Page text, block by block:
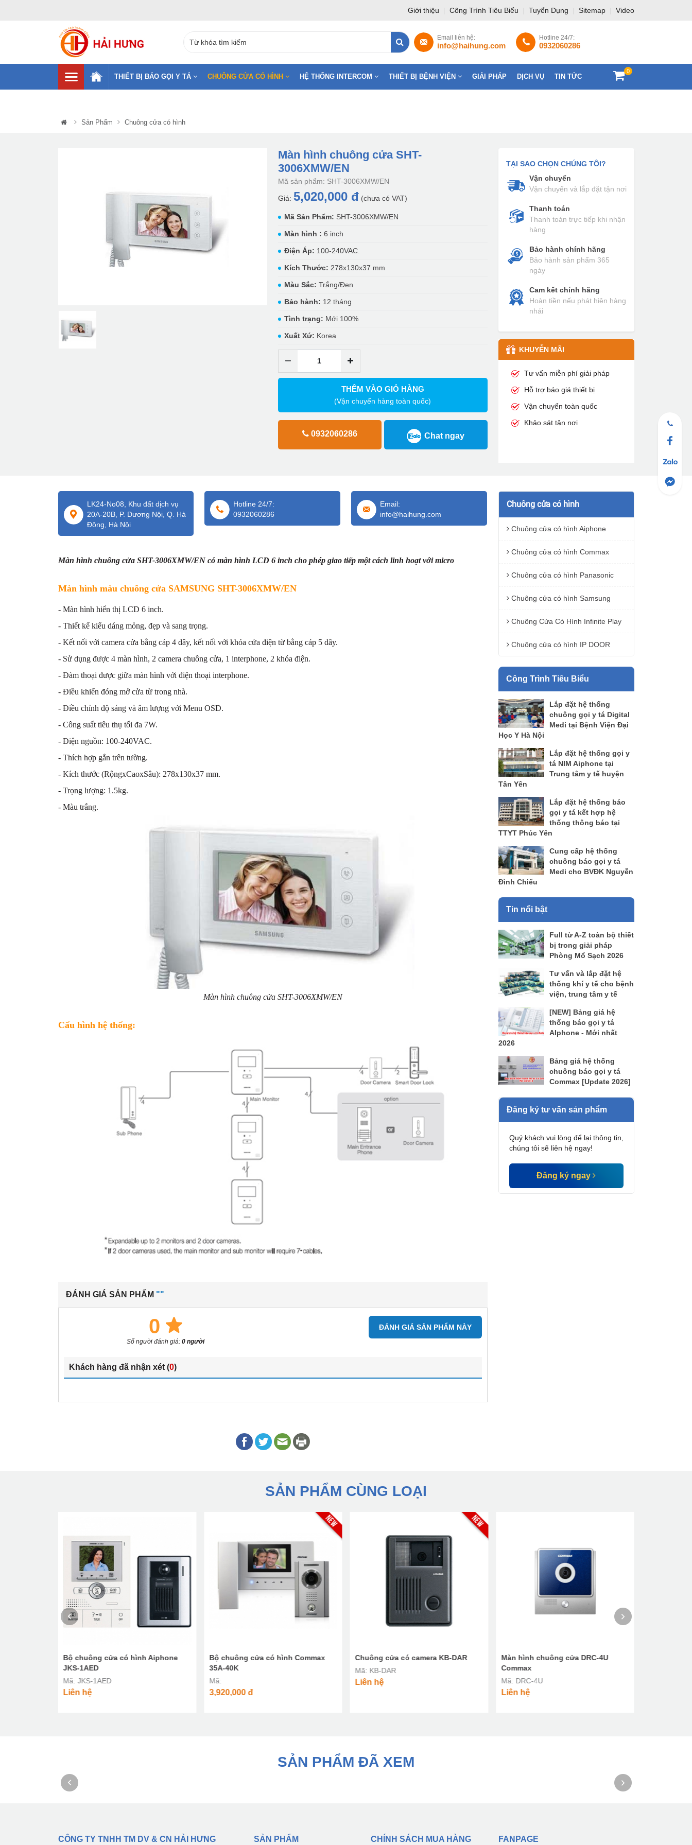
Giới thiệu Công Trình Tiêu Biểu Tuyển Dụng Sitemap Video
Hotline 24/7:
0932060286
Email liên hệ:
info@haihung.com
0
THIẾT BỊ BÁO GỌI Y TÁ CHUÔNG CỬA CÓ HÌNH HỆ THỐNG INTERCOM THIẾT BỊ BỆNH VIỆN GIẢI PHÁP DỊCH VỤ TIN TỨC
Sản Phẩm Chuông cửa có hình
Màn hình chuông cửa SHT-
3006XMW/EN
Mã sản phẩm: SHT-3006XMW/EN
Giá: 5,020,000 đ (chưa có VAT)
Mã Sản Phẩm: SHT-3006XMW/EN
Màn hình : 6 inch
Điện Áp: 100-240VAC.
Kích Thước: 278x130x37 mm
Màu Sắc: Trắng/Đen
Bảo hành: 12 tháng
Tình trạng: Mới 100%
Xuất Xứ: Korea
THÊM VÀO GIỎ HÀNG
(Vận chuyển hàng toàn quốc)
0932060286 Chat ngay
TẠI SAO CHỌN CHÚNG TÔI?
Vận chuyển
Vận chuyển và lắp đặt tận nơi
Thanh toán
Thanh toán trực tiếp khi nhận
hàng
Bảo hành chính hãng
Bảo hành sản phẩm 365
ngày
Cam kết chính hãng
Hoàn tiền nếu phát hiện hàng
nhái
KHUYỄN MÃI
Tư vấn miễn phí giải pháp
Hỗ trợ báo giá thiết bị
Vận chuyển toàn quốc
Khảo sát tận nơi
LK24-No08, Khu đất dịch vụ
20A-20B, P. Dương Nội, Q. Hà
Đông, Hà Nội
Hotline 24/7:
0932060286
Email:
info@haihung.com
Màn hình chuông cửa SHT-3006XMW/EN có màn hình LCD 6 inch cho phép giao tiếp một cách linh hoạt với micro
Màn hình màu chuông cửa SAMSUNG SHT-3006XMW/EN
- Màn hình hiển thị LCD 6 inch.
- Thiết kế kiểu dáng mỏng, đẹp và sang trọng.
- Kết nối với camera cửa bằng cáp 4 dây, kết nối với khóa cửa điện từ bằng cáp 5 dây.
- Sử dụng được 4 màn hình, 2 camera chuông cửa, 1 interphone, 2 khóa điện.
- Đàm thoại được giữa màn hình với điện thoại interphone.
- Điều khiển đóng mở cửa từ trong nhà.
- Điều chỉnh độ sáng và âm lượng với Menu OSD.
- Công suất tiêu thụ tối đa 7W.
- Điện nguồn: 100-240VAC.
- Thích hợp gắn trên tường.
- Kích thước (RộngxCaoxSâu): 278x130x37 mm.
- Trọng lượng: 1.5kg.
- Màu trắng.
Màn hình chuông cửa SHT-3006XMW/EN
Cấu hình hệ thống:
ĐÁNH GIÁ SẢN PHẨM ""
0
Số người đánh giá: 0 người
ĐÁNH GIÁ SẢN PHẨM NÀY
Khách hàng đã nhận xét (0)
Chuông cửa có hình
Chuông cửa có hình Aiphone
Chuông cửa có hình Commax
Chuông cửa có hình Panasonic
Chuông cửa có hình Samsung
Chuông Cửa Có Hình Infinite Play
Chuông cửa có hình IP DOOR
Công Trình Tiêu Biểu
Lắp đặt hệ thống
chuông gọi y tá Digital
Medi tại Bệnh Viện Đại
Học Y Hà Nội
Lắp đặt hệ thống gọi y
tá NIM Aiphone tại
Trung tâm y tế huyện
Tân Yên
Lắp đặt hệ thống báo
gọi y tá kết hợp hệ
thống thông báo tại
TTYT Phúc Yên
Cung cấp hệ thống
chuông báo gọi y tá
Medi cho BVĐK Nguyễn
Đình Chiểu
Tin nổi bật
Full từ A-Z toàn bộ thiết
bị trong giải pháp
Phòng Mổ Sạch 2026
Tư vấn và lắp đặt hệ
thống khí y tế cho bệnh
viện, trung tâm y tế
[NEW] Bảng giá hệ
thống báo gọi y tá
AIphone - Mới nhất
2026
Bảng giá hệ thống
chuông báo gọi y tá
Commax [Update 2026]
Đăng ký tư vấn sản phẩm
Quý khách vui lòng để lại thông tin,
chúng tôi sẽ liên hệ ngay!
Đăng ký ngay
SẢN PHẨM CÙNG LOẠI
Bộ chuông cửa có hình Aiphone
JKS-1AED
Mã: JKS-1AED
Liên hệ
Bộ chuông cửa có hình Commax
35A-40K
Mã:
3,920,000đ
Chuông cửa có camera KB-DAR
Mã: KB-DAR
Liên hệ
Màn hình chuông cửa DRC-4U
Commax
Mã: DRC-4U
Liên hệ
SẢN PHẨM ĐÃ XEM
CÔNG TY TNHH TM DV & CN HẢI HƯNG SẢN PHẨM CHÍNH SÁCH MUA HÀNG FANPAGE